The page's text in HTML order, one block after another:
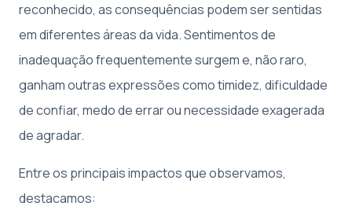
reconhecido, as consequências podem ser sentidas
em diferentes áreas da vida. Sentimentos de
inadequação frequentemente surgem e, não raro,
ganham outras expressões como timidez, dificuldade
de confiar, medo de errar ou necessidade exagerada
de agradar.
Entre os principais impactos que observamos,
destacamos: